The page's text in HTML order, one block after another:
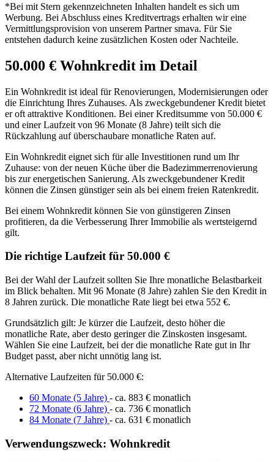
*Bei mit Stern gekennzeichneten Inhalten handelt es sich um
Werbung. Bei Abschluss eines Kreditvertrags erhalten wir eine
Vermittlungsprovision von unserem Partner smava. Für Sie
entstehen dadurch keine zusätzlichen Kosten oder Nachteile.
50.000 € Wohnkredit im Detail
Ein Wohnkredit ist ideal für Renovierungen, Modernisierungen oder
die Einrichtung Ihres Zuhauses. Als zweckgebundener Kredit bietet
er oft attraktive Konditionen. Bei einer Kreditsumme von 50.000 €
und einer Laufzeit von 96 Monate (8 Jahre) teilt sich die
Rückzahlung auf überschaubare monatliche Raten auf.
Ein Wohnkredit eignet sich für alle Investitionen rund um Ihr
Zuhause: von der neuen Küche über die Badezimmerrenovierung
bis zur energetischen Sanierung. Als zweckgebundener Kredit
können die Zinsen günstiger sein als bei einem freien Ratenkredit.
Bei einem Wohnkredit können Sie von günstigeren Zinsen
profitieren, da die Verbesserung Ihrer Immobilie als wertsteigernd
gilt.
Die richtige Laufzeit für 50.000 €
Bei der Wahl der Laufzeit sollten Sie Ihre monatliche Belastbarkeit
im Blick behalten. Mit 96 Monate (8 Jahre) zahlen Sie den Kredit in
8 Jahren zurück. Die monatliche Rate liegt bei etwa 552 €.
Grundsätzlich gilt: Je kürzer die Laufzeit, desto höher die
monatliche Rate, aber desto geringer die Zinskosten insgesamt.
Wählen Sie eine Laufzeit, bei der die monatliche Rate gut in Ihr
Budget passt, aber nicht unnötig lang ist.
Alternative Laufzeiten für 50.000 €:
60 Monate (5 Jahre) - ca. 883 € monatlich
72 Monate (6 Jahre) - ca. 736 € monatlich
84 Monate (7 Jahre) - ca. 631 € monatlich
Verwendungszweck: Wohnkredit